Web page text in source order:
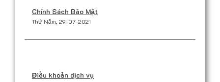
Chính Sách Bảo Mật
Thứ Năm, 29-07-2021
Điều khoản dịch vụ